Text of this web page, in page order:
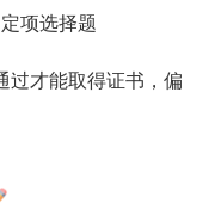
项选择题
过才能取得证书，偏